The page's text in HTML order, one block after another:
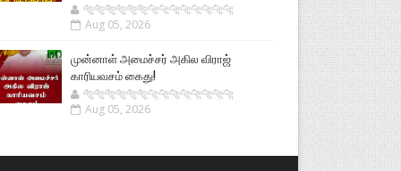
🐅🐅🐅🐅🐅🐅🐆🐆🐆🐆🐆🐆🐆🐆
Aug 05, 2026
முன்னாள் அமைச்சர் அகில விராஜ்
காரியவசம் கைது!
🐅🐅🐅🐅🐅🐅🐆🐆🐆🐆🐆🐆🐆🐆
Aug 05, 2026